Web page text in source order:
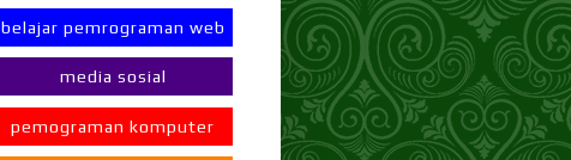
belajar pemrograman web
media sosial
pemograman komputer